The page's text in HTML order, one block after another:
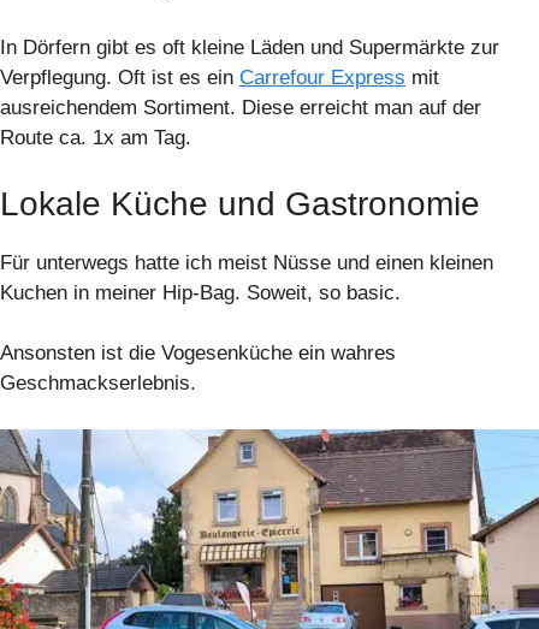
In Dörfern gibt es oft kleine Läden und Supermärkte zur
Verpflegung. Oft ist es ein Carrefour Express mit
ausreichendem Sortiment. Diese erreicht man auf der
Route ca. 1x am Tag.
Lokale Küche und Gastronomie
Für unterwegs hatte ich meist Nüsse und einen kleinen
Kuchen in meiner Hip-Bag. Soweit, so basic.
Ansonsten ist die Vogesenküche ein wahres
Geschmackserlebnis.